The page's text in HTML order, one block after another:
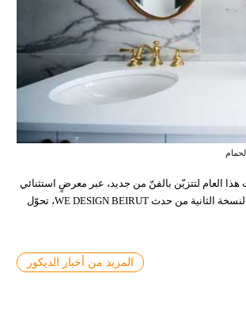
ملحوظًا يجمع بين الراحة والأناقة والاستدامة، حيث يتجه الكثيرون إلى تصميم
مساحة للراحة النفسية والإنتاجية في الوقت
العملية....
المزيد من أخبار الديكور